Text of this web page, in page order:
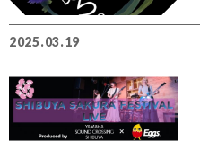
2025.03.19